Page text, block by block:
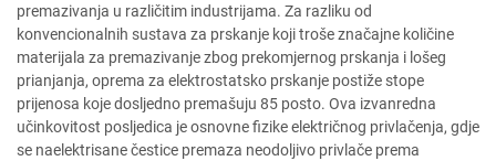
premazivanja u različitim industrijama. Za razliku od
konvencionalnih sustava za prskanje koji troše značajne količine
materijala za premazivanje zbog prekomjernog prskanja i lošeg
prianjanja, oprema za elektrostatsko prskanje postiže stope
prijenosa koje dosljedno premašuju 85 posto. Ova izvanredna
učinkovitost posljedica je osnovne fizike električnog privlačenja, gdje
se naelektrisane čestice premaza neodoljivo privlače prema